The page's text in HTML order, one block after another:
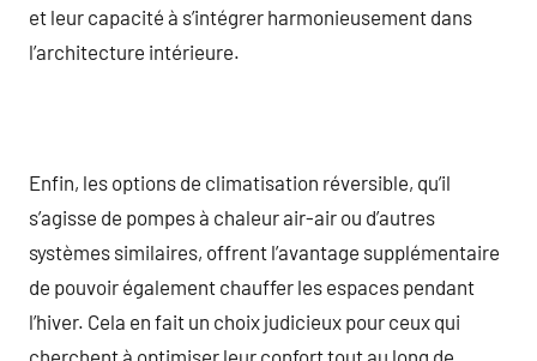
et leur capacité à s’intégrer harmonieusement dans
l’architecture intérieure.
Enfin, les options de climatisation réversible, qu’il
s’agisse de pompes à chaleur air-air ou d’autres
systèmes similaires, offrent l’avantage supplémentaire
de pouvoir également chauffer les espaces pendant
l’hiver. Cela en fait un choix judicieux pour ceux qui
cherchent à optimiser leur confort tout au long de